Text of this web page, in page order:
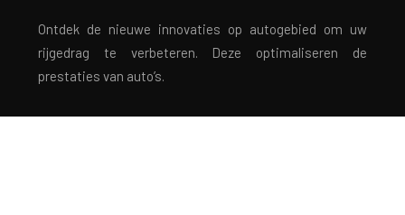
Ontdek de nieuwe innovaties op autogebied om uw
rijgedrag te verbeteren. Deze optimaliseren de
prestaties van auto’s.